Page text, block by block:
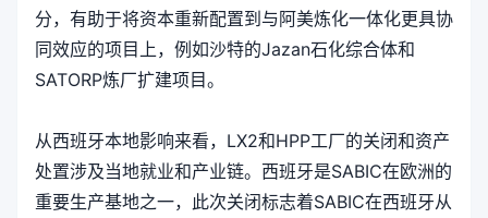
分，有助于将资本重新配置到与阿美炼化一体化更具协
同效应的项目上，例如沙特的Jazan石化综合体和
SATORP炼厂扩建项目。
从西班牙本地影响来看，LX2和HPP工厂的关闭和资产
处置涉及当地就业和产业链。西班牙是SABIC在欧洲的
重要生产基地之一，此次关闭标志着SABIC在西班牙从